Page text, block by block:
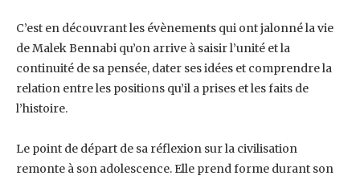
C’est en découvrant les évènements qui ont jalonné la vie
de Malek Bennabi qu’on arrive à ‎saisir l’unité et la
continuité de sa pensée, dater ses idées et comprendre la
relation entre les ‎positions qu’il a prises et les faits de
l’histoire.
Le point de départ de sa réflexion sur la civilisation
remonte à son adolescence. Elle prend ‎forme durant son